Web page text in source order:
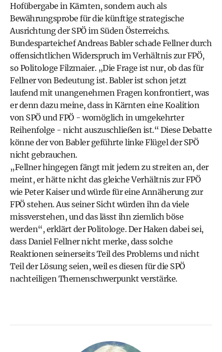
Hofübergabe in Kärnten, sondern auch als
Bewährungsprobe für die künftige strategische
Ausrichtung der SPÖ im Süden Österreichs.
Bundesparteichef Andreas Babler schade Fellner durch
offensichtlichen Widerspruch im Verhältnis zur FPÖ,
so Politologe Filzmaier. „Die Frage ist nur, ob das für
Fellner von Bedeutung ist. Babler ist schon jetzt
laufend mit unangenehmen Fragen konfrontiert, was
er denn dazu meine, dass in Kärnten eine Koalition
von SPÖ und FPÖ - womöglich in umgekehrter
Reihenfolge - nicht auszuschließen ist.“ Diese Debatte
könne der von Babler geführte linke Flügel der SPÖ
nicht gebrauchen.
„Fellner hingegen fängt mit jedem zu streiten an, der
meint, er hätte nicht das gleiche Verhältnis zur FPÖ
wie Peter Kaiser und würde für eine Annäherung zur
FPÖ stehen. Aus seiner Sicht würden ihn da viele
missverstehen, und das lässt ihn ziemlich böse
werden“, erklärt der Politologe. Der Haken dabei sei,
dass Daniel Fellner nicht merke, dass solche
Reaktionen seinerseits Teil des Problems und nicht
Teil der Lösung seien, weil es diesen für die SPÖ
nachteiligen Themenschwerpunkt verstärke.